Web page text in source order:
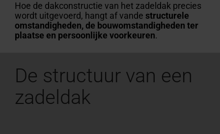
Hoe de dakconstructie van het zadeldak precies
wordt uitgevoerd, hangt af vande structurele
omstandigheden, de bouwomstandigheden ter
plaatse en persoonlijke voorkeuren.
De structuur van een
zadeldak